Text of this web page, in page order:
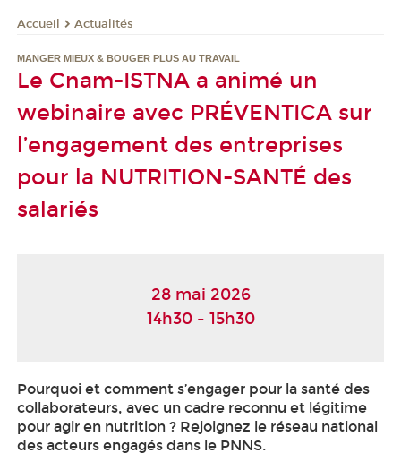
Accueil Actualités
MANGER MIEUX & BOUGER PLUS AU TRAVAIL
Le Cnam-ISTNA a animé un
webinaire avec PRÉVENTICA sur
l’engagement des entreprises
pour la NUTRITION-SANTÉ des
salariés
28 mai 2026
14h30 - 15h30
Pourquoi et comment s’engager pour la santé des
collaborateurs, avec un cadre reconnu et légitime
pour agir en nutrition ? Rejoignez le réseau national
des acteurs engagés dans le PNNS.